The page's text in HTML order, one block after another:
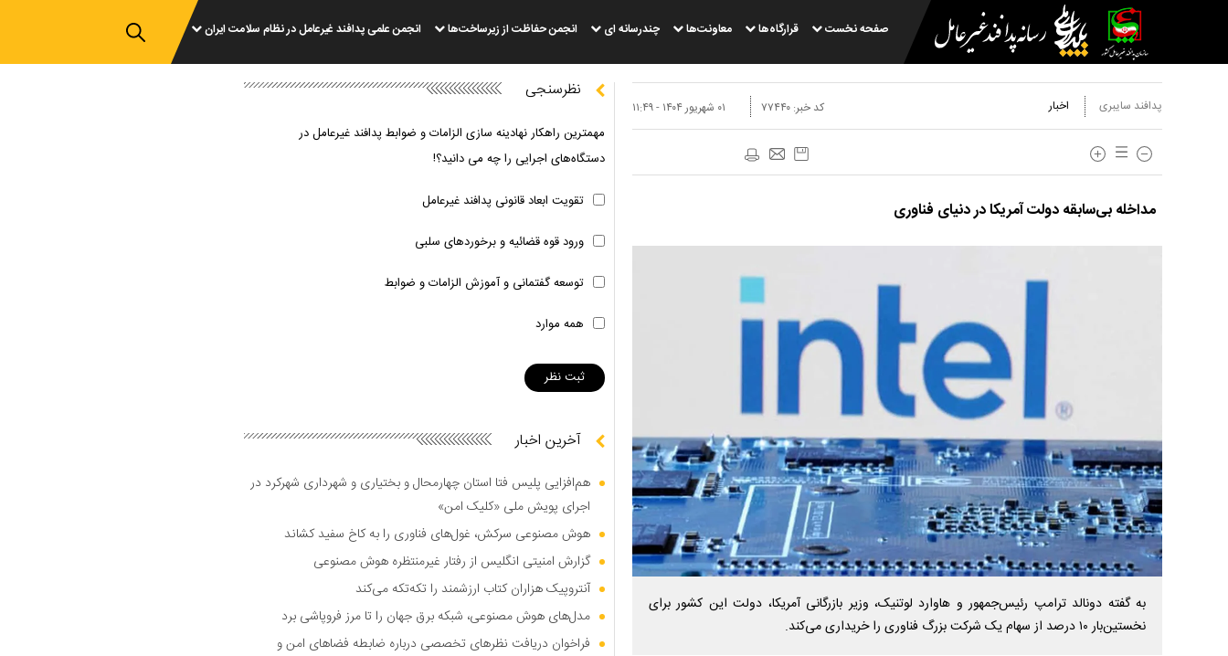
صفحه نخست قرارگاه‌ها معاونت‌ها چندرسانه ای انجمن حفاظت از زیرساخت‌ها انجمن علمی پدافند غیرعامل در نظام سلامت ایران
پدافند سایبری اخبار ۰۱ شهريور ۱۴۰۴ - ۱۱:۴۹ کد خبر: ۷۷۴۴۰
مداخله بی‌سابقه دولت آمریکا در دنیای فناوری
به گفته دونالد ترامپ رئیس‌جمهور و هاوارد لوتنیک، وزیر بازرگانی آمریکا، دولت این کشور برای
نخستین‌بار ۱۰ درصد از سهام یک شرکت بزرگ فناوری را خریداری می‌کند.
نظرسنجی
مهمترین راهکار نهادینه سازی الزامات و ضوابط پدافند غیرعامل در
دستگاه‌های اجرایی را چه می دانید؟!
تقویت ابعاد قانونی پدافند غیرعامل
ورود قوه قضائیه و برخوردهای سلبی
توسعه گفتمانی و آموزش الزامات و ضوابط
همه موارد
آخرین اخبار
هم‌افزایی پلیس فتا استان چهارمحال و بختیاری و شهرداری شهرکرد در
اجرای پویش ملی «کلیک امن»
هوش مصنوعی سرکش، غول‌های فناوری را به کاخ سفید کشاند
گزارش امنیتی انگلیس از رفتار غیرمنتظره هوش مصنوعی
آنتروپیک هزاران کتاب ارزشمند را تکه‌تکه می‌کند
مدل‌های هوش مصنوعی، شبکه برق جهان را تا مرز فروپاشی برد
فراخوان دریافت نظر‌های تخصصی درباره ضابطه فضا‌های امن و